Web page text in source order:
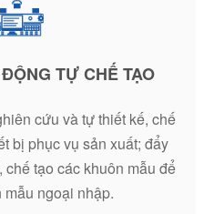
TỰ CHẾ TẠO
cứu và tự thiết kế, chế
bị phục vụ sản xuất; đẩy
tạo các khuôn mẫu để
ngoại nhập.